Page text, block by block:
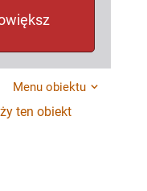
Menu obiektu
ten obiekt